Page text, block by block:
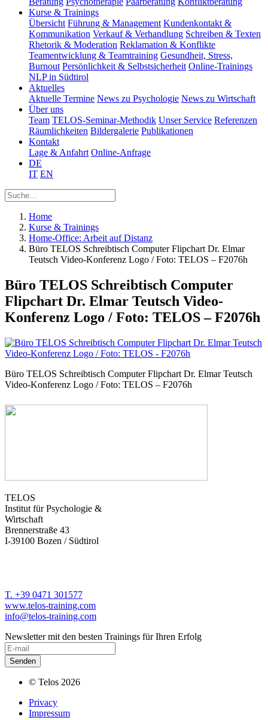
Kurse & Trainings
Übersicht Führung & Management Kundenkontakt &
Kommunikation Verkauf & Verhandlung Schreiben & Texten
Rhetorik & Moderation Reklamation & Konflikte
Teamentwicklung & Teamtraining Gesundheit, Stress,
Burnout Persönlichkeit & Selbstsicherheit Online-Trainings
NLP in Südtirol
Aktuelles
Aktuelle Termine News zu Psychologie News zu Wirtschaft
Über uns
Team TELOS-Seminar-Methodik Unser Service Referenzen
Räumlichkeiten Bildergalerie Publikationen
Kontakt
Lage & Anfahrt Online-Anfrage
DE
IT EN
Home
Kurse & Trainings
Home-Office: Arbeit auf Distanz
Büro TELOS Schreibtisch Computer Flipchart Dr. Elmar
Teutsch Video-Konferenz Logo / Foto: TELOS – F2076h
Büro TELOS Schreibtisch Computer
Flipchart Dr. Elmar Teutsch Video-
Konferenz Logo / Foto: TELOS – F2076h
Büro TELOS Schreibtisch Computer Flipchart Dr. Elmar Teutsch
Video-Konferenz Logo / Foto: TELOS – F2076h
TELOS
Institut für Psychologie &
Wirtschaft
Brennerstraße 43
I-39100 Bozen / Südtirol
T. +39 0471 301577
www.telos-training.com
info@telos-training.com
Newsletter mit den besten Trainings für Ihren Erfolg
© Telos 2026
Privacy
Impressum